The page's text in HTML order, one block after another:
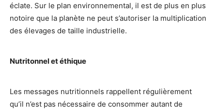
éclate. Sur le plan environnemental, il est de plus en plus
notoire que la planète ne peut s’autoriser la multiplication
des élevages de taille industrielle.
Nutritonnel et éthique
Les messages nutritionnels rappellent régulièrement
qu’il n’est pas nécessaire de consommer autant de